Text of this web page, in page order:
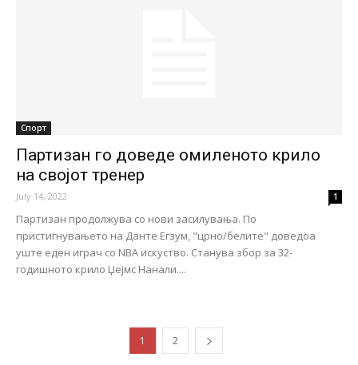
Спорт
Партизан го доведе омиленото крило
на својот тренер
July 14, 2022 1
Партизан продолжува со нови засилувања. По
пристигнувањето на Данте Егзум, "црно/белите" доведоа
уште еден играч со NBA искуство. Станува збор за 32-
годишното крило Џејмс Нанали....
1 2